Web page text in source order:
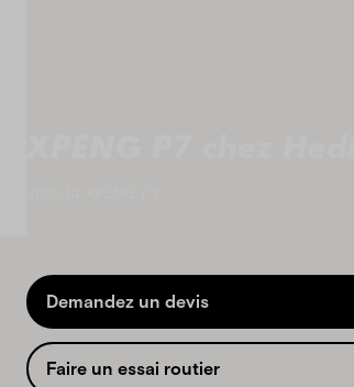
Langue
Demandez un devis
Faire un essai routier